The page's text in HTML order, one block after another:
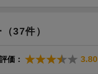
始し、大型株のスキャルピン
・仕事・投資のバランスをと
集術などをSNS等で発信。
株」しか買わないワケ
えた情報収集術
破のロードマップ
37件）
価： 3.80